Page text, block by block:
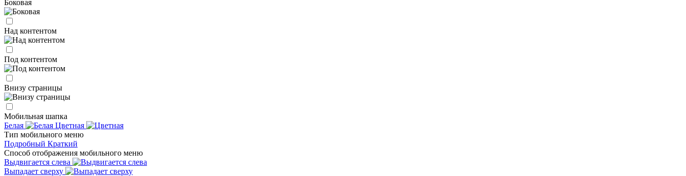
Боковая
Над контентом
Под контентом
Внизу страницы
Мобильная шапка
Белая
Цветная
Тип мобильного меню
Подробный Краткий
Способ отображения мобильного меню
Выдвигается слева
Выпадает сверху